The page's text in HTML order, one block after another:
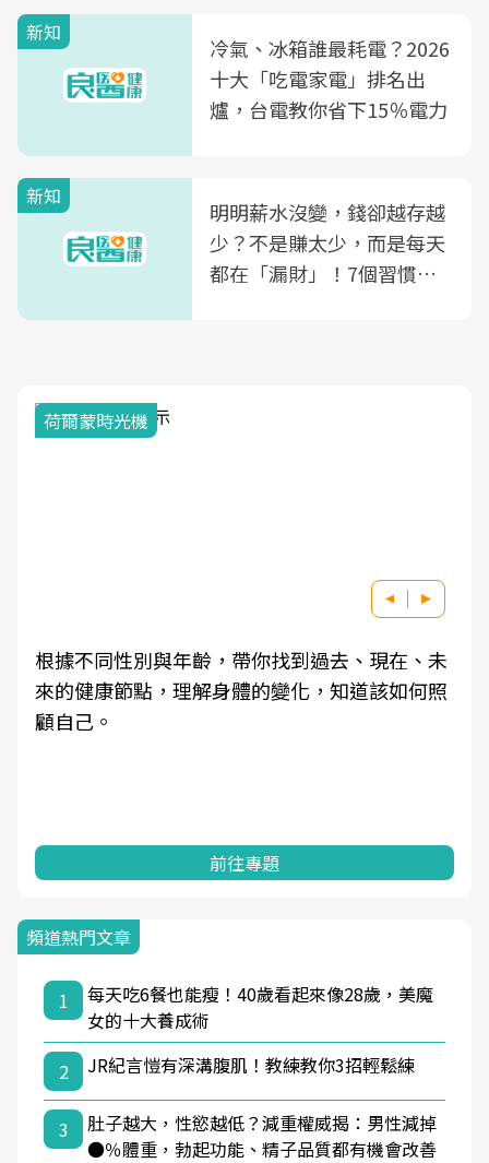
光田醫院建構360度女性健
康照護生態圈
新知
冷氣、冰箱誰最耗電？2026
十大「吃電家電」排名出
爐，台電教你省下15％電力
新知
明明薪水沒變，錢卻越存越
少？不是賺太少，而是每天
都在「漏財」！7個習慣一
荷爾蒙時光機
根據不同性別與年齡，帶你找到過去、現在、未
來的健康節點，理解身體的變化，知道該如何照
顧自己。
前往專題
頻道熱門文章
1
每天吃6餐也能瘦！40歲看起來像28歲，美魔
女的十大養成術
2
JR紀言愷有深溝腹肌！教練教你3招輕鬆練
3
肚子越大，性慾越低？減重權威揭：男性減掉
●％體重，勃起功能、精子品質都有機會改善